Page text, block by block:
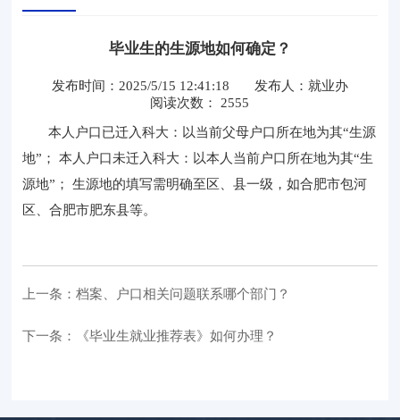
毕业生的生源地如何确定？
发布时间：2025/5/15 12:41:18 发布人： 就业办
阅读次数： 2555
本人户口已迁入科大：以当前父母户口所在地为其“生源
地”； 本人户口未迁入科大：以本人当前户口所在地为其“生
源地”； 生源地的填写需明确至区、县一级，如合肥市包河
区、合肥市肥东县等。
上一条：档案、户口相关问题联系哪个部门？
下一条：《毕业生就业推荐表》如何办理？